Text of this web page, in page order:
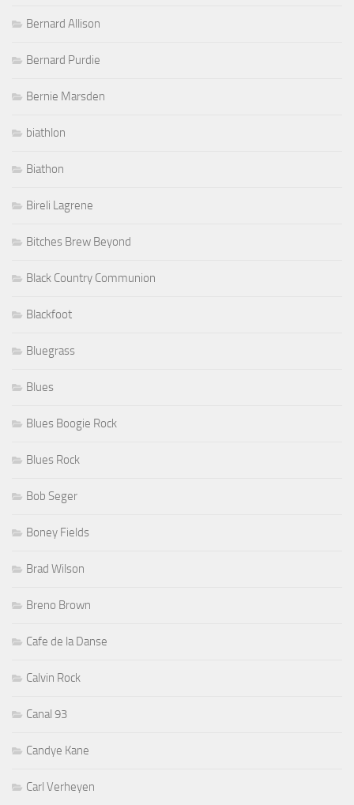
Bernard Allison
Bernard Purdie
Bernie Marsden
biathlon
Biathon
Bireli Lagrene
Bitches Brew Beyond
Black Country Communion
Blackfoot
Bluegrass
Blues
Blues Boogie Rock
Blues Rock
Bob Seger
Boney Fields
Brad Wilson
Breno Brown
Cafe de la Danse
Calvin Rock
Canal 93
Candye Kane
Carl Verheyen